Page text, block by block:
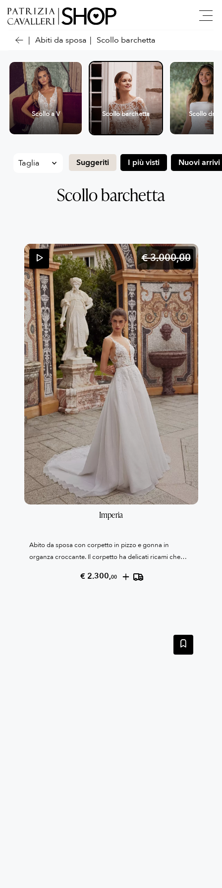
Abiti da sposa Scollo barchetta
Scollo a V Scollo barchetta Scollo
Suggeriti I più visti Nuovi arrivi
Scollo barchetta
€ 3.000,00
Imperia
Abito da sposa con corpetto in pizzo e gonna in
organza croccante. Il corpetto ha delicati ricami che
tocco wow sono le tasche nella gonna.
€ 2.300,00 +
00